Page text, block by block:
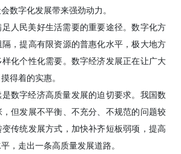
数字化发展带来强劲动力。
人民美好生活需要的重要途径。数字化方
，提高有限资源的普惠化水平，极大地方
化个性化需要。数字经济发展正在让广大
得着的实惠。
数字经济高质量发展的迫切要求。我国数
但发展不平衡、不充分、不规范的问题较
传统发展方式，加快补齐短板弱项，提高
，走出一条高质量发展道路。